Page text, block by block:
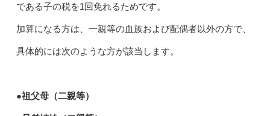
である子の税を1回免れるためです。
加算になる方は、一親等の血族および配偶者以外の方で、
具体的には次のような方が該当します。
●祖父母（二親等）